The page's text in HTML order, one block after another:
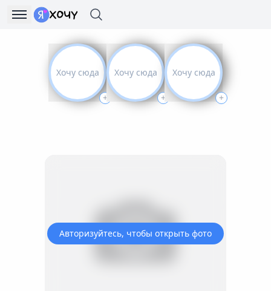
Хочу сюда
+
Хочу сюда
+
Хочу сюда
+
Авторизуйтесь, чтобы открыть фото